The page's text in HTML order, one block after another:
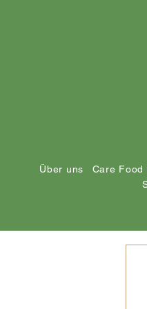
Über uns Care Food